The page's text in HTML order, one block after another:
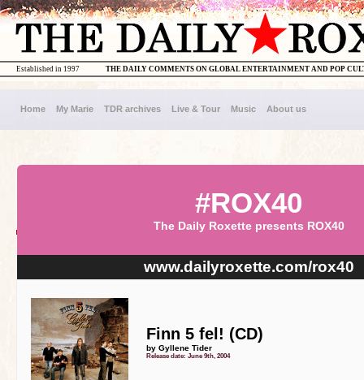
THE DAILY COMMENTS ON GLOBAL ENTERTAINMENT AND POP
Established in 1997
Home My Marie TDR archives Live & Tour Music About us
#ROX40
The Daily Roxette presents ROX40
www.dailyroxette.com/rox40
Finn 5 fel! (CD)
by Gyllene Tider
Release date: June 9th, 2004